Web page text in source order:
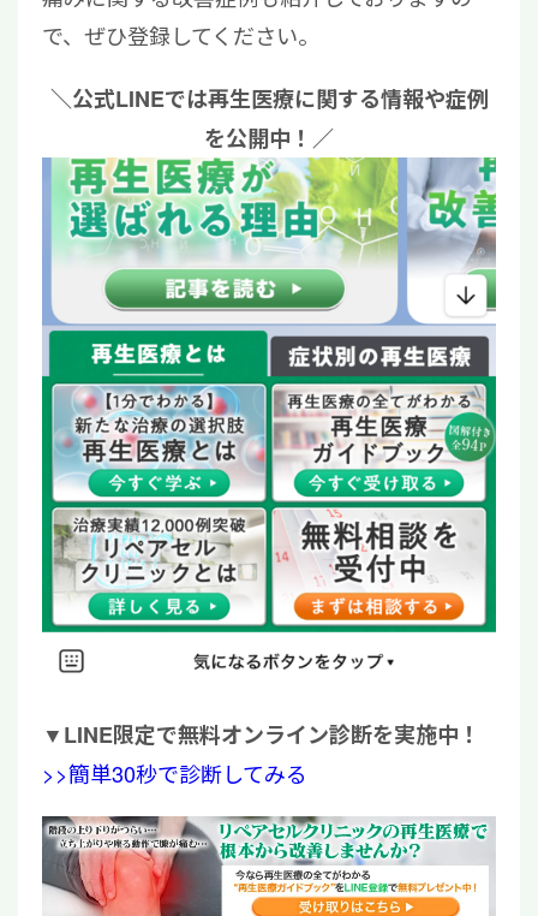
で、ぜひ登録してください。
＼公式LINEでは再生医療に関する情報や症例
を公開中！／
▼LINE限定で無料オンライン診断を実施中！
>>簡単30秒で診断してみる